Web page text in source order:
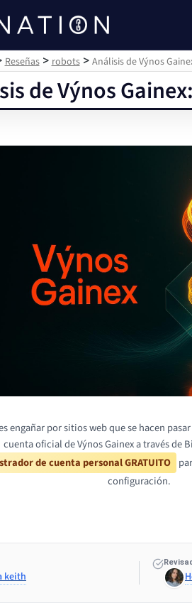
Reseñas>robots> Análisis de Výnos
de Výnos
engañar por sitios web que se hacen
cuenta oficial de Výnos Gainex a través de
de cuenta personal GRATUITO
configuración.
keith